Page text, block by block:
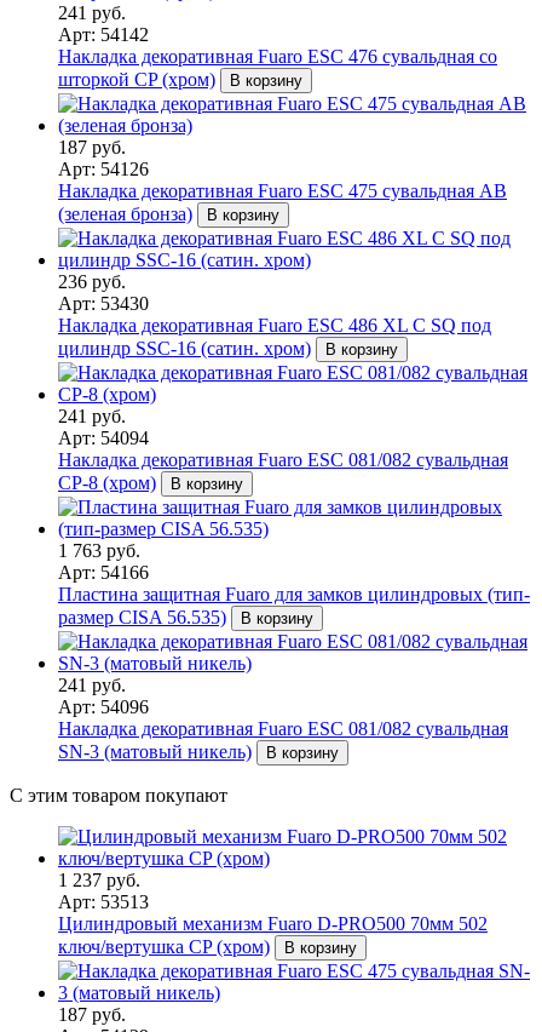
241 руб.
Арт: 54142
Накладка декоративная Fuaro ESC 476 сувальдная со
шторкой СP (хром)
В корзину
187 руб.
Арт: 54126
Накладка декоративная Fuaro ESC 475 сувальдная AB
(зеленая бронза)
В корзину
236 руб.
Арт: 53430
Накладка декоративная Fuaro ESC 486 XL C SQ под
цилиндр SSC-16 (сатин. хром)
В корзину
241 руб.
Арт: 54094
Накладка декоративная Fuaro ESC 081/082 сувальдная
CP-8 (хром)
В корзину
1 763 руб.
Арт: 54166
Пластина защитная Fuaro для замков цилиндровых (тип-
размер CISA 56.535)
В корзину
241 руб.
Арт: 54096
Накладка декоративная Fuaro ESC 081/082 сувальдная
SN-3 (матовый никель)
В корзину
С этим товаром покупают
1 237 руб.
Арт: 53513
Цилиндровый механизм Fuaro D-PRO500 70мм 502
ключ/вертушка CP (хром)
В корзину
187 руб.